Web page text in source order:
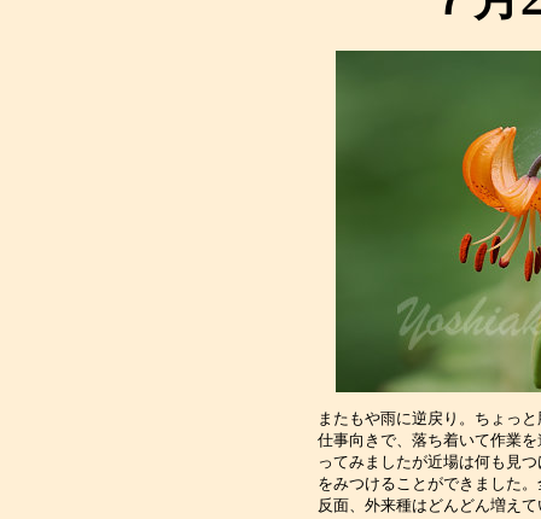
またもや雨に逆戻り。ちょっ
仕事向きで、落ち着いて作業
ってみましたが近場は何も見
をみつけることができました
反面、外来種はどんど